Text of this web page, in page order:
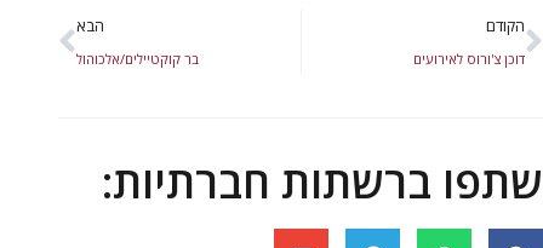
הקודם
דוכן צ'ורוס לאירועים
הבא
בר קוקטיילים/אלכוהול
שתפו ברשתות חברתיות: